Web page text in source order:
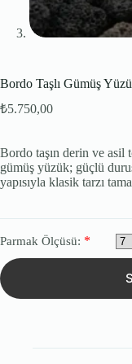
Bordo Taşlı Gümüş
₺5.750,00
Bordo taşın derin ve asil
gümüş yüzük; güçlü
yapısıyla klasik tarzı
Parmak Ölçüsü: *